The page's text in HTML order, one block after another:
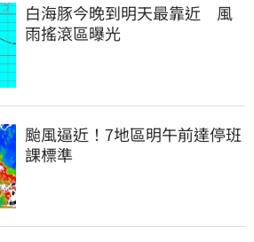
白海豚今晚到明天最靠近　風
雨搖滾區曝光
颱風逼近！7地區明午前達停班
課標準